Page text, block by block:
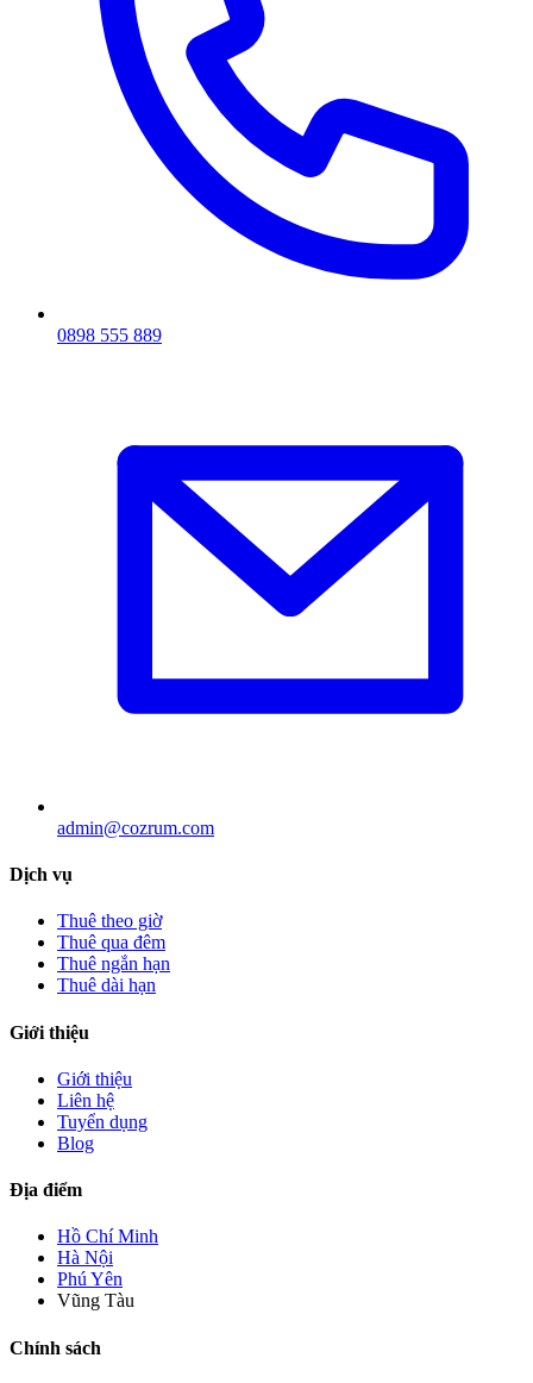
0898 555 889
admin@cozrum.com
Dịch vụ
Thuê theo giờ
Thuê qua đêm
Thuê ngắn hạn
Thuê dài hạn
Giới thiệu
Giới thiệu
Liên hệ
Tuyển dụng
Blog
Địa điểm
Hồ Chí Minh
Hà Nội
Phú Yên
Vũng Tàu
Chính sách